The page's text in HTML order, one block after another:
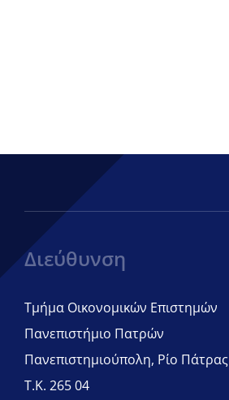
Διεύθυνση
Τμήμα Οικονομικών Επιστημών
Πανεπιστήμιο Πατρών
Πανεπιστημιούπολη, Ρίο Πάτρας
Τ.Κ. 265 04